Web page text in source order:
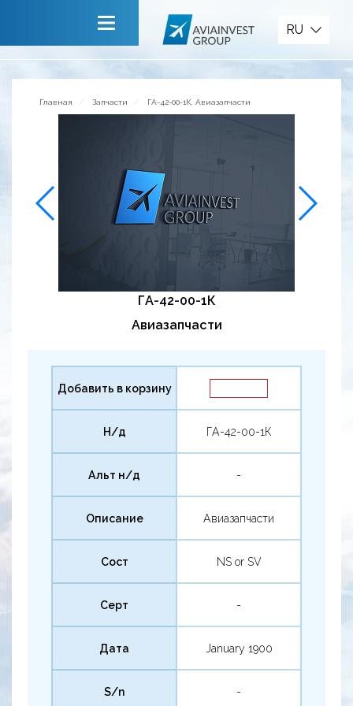
Сервисы
Обратная связь
RU
Главная Запчасти ГА-42-00-1К, Авиазапчасти
ГА-42-00-1К
Авиазапчасти
Добавить в корзину
Н/д ГА-42-00-1К
Альт н/д -
Описание Авиазапчасти
Сост NS or SV
Серт -
Дата January 1900
S/n -